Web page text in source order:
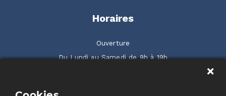
Horaires
Ouverture
Du Lundi au Samedi de 9h à 19h